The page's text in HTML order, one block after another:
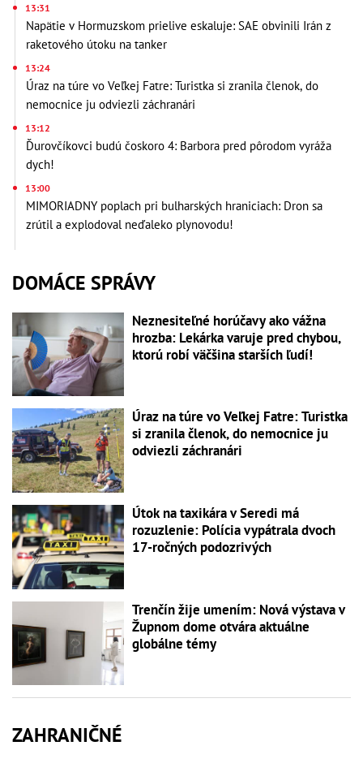
13:31
Napätie v Hormuzskom prielive eskaluje: SAE obvinili Irán z
raketového útoku na tanker
13:24
Úraz na túre vo Veľkej Fatre: Turistka si zranila členok, do
nemocnice ju odviezli záchranári
13:12
Ďurovčíkovci budú čoskoro 4: Barbora pred pôrodom vyráža
dych!
13:00
MIMORIADNY poplach pri bulharských hraniciach: Dron sa
zrútil a explodoval neďaleko plynovodu!
DOMÁCE SPRÁVY
Neznesiteľné horúčavy ako vážna
hrozba: Lekárka varuje pred chybou,
ktorú robí väčšina starších ľudí!
Úraz na túre vo Veľkej Fatre: Turistka
si zranila členok, do nemocnice ju
odviezli záchranári
Útok na taxikára v Seredi má
rozuzlenie: Polícia vypátrala dvoch
17-ročných podozrivých
Trenčín žije umením: Nová výstava v
Župnom dome otvára aktuálne
globálne témy
ZAHRANIČNÉ